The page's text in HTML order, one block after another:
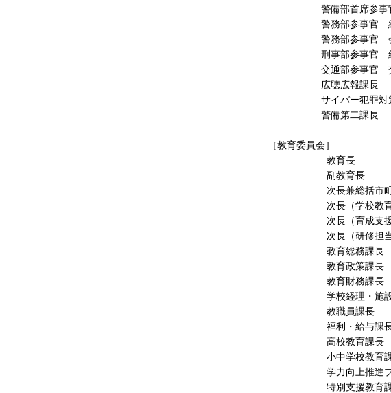
警備部首席参事
警務部参事
警務部参事
刑事部参事官 組
交通部参事官
広聴広
サイバー犯
警備第
［教育委員会］
教育
副教育
次長兼総括市町教育支
次長（学校
次長（育成支
次長（研
教育総
教育政
教育財
学校経理
教職員
福利・給
高校教
小中学校
学力向上推進プロ
特別支援